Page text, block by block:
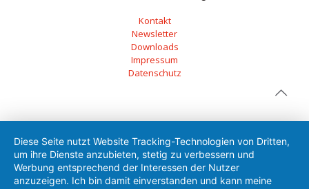
Kontakt
Newsletter
Downloads
Impressum
Datenschutz
Diese Seite nutzt Website Tracking-Technologien von Dritten,
um ihre Dienste anzubieten, stetig zu verbessern und
Werbung entsprechend der Interessen der Nutzer
anzuzeigen. Ich bin damit einverstanden und kann meine